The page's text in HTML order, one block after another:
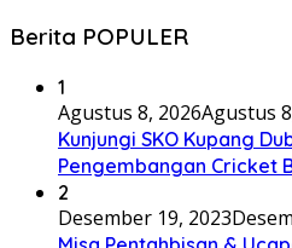
Berita POPULER
1
Agustus 8, 2026Agustus
Kunjungi SKO Kupang
Pengembangan Cricket
2
Desember 19, 2023